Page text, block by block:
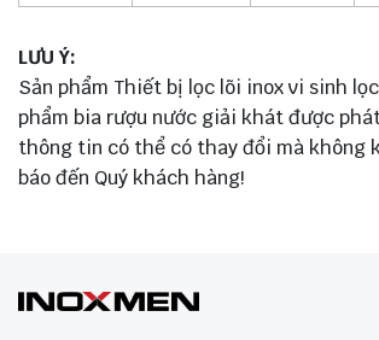
LƯU Ý:
Sản phẩm Thiết bị lọc lõi inox vi sinh
phẩm bia rượu nước giải khát được
thông tin có thể có thay đổi mà không
báo đến Quý khách hàng!